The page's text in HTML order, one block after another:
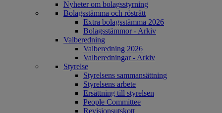
Nyheter om bolagsstyrning
Bolagsstämma och rösträtt
Extra bolagsstämma 2026
Bolagsstämmor - Arkiv
Valberedning
Valberedning 2026
Valberedningar - Arkiv
Styrelse
Styrelsens sammansättning
Styrelsens arbete
Ersättning till styrelsen
People Committee
Revisionsutskott